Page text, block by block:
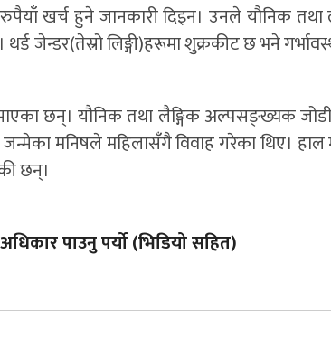
खर्च हुने जानकारी दिइन। उनले यौनिक
जेन्डर(तेस्रो लिङ्गी)हरूमा शुक्रकीट छ भने
छन्। यौनिक तथा लैङ्गिक अल्पसङ्ख्यक
जन्मेका मनिषले महिलासँगै विवाह गरेका थिए।
छन्।
पाउनु पर्यो (भिडियो सहित)